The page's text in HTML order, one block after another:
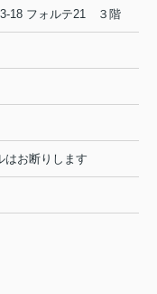
18 フォルテ21 ３階
はお断りします